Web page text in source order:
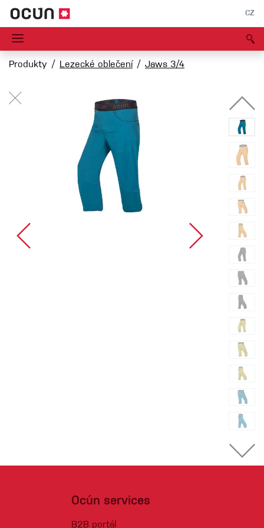
CZ
Produkty Lezecké oblečení Jaws 3/4
Ocún services
B2B portál